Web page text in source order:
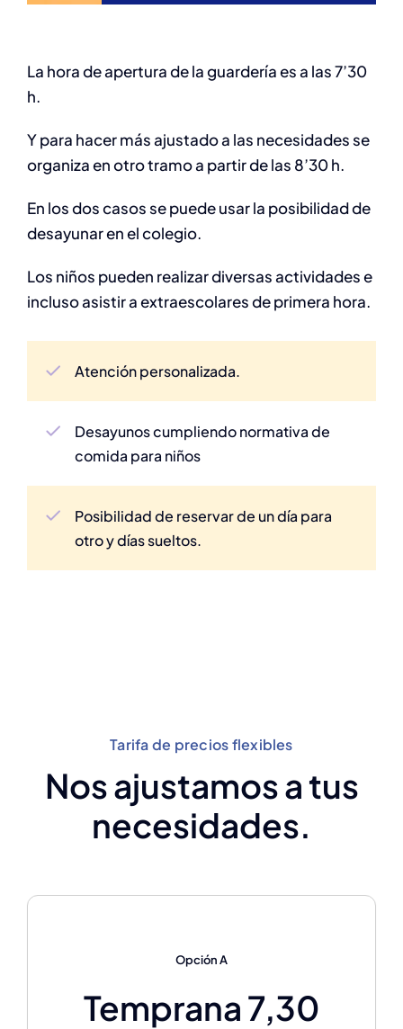
La hora de apertura de la guardería es a las 7’30
h.
Y para hacer más ajustado a las necesidades se
organiza en otro tramo a partir de las 8’30 h.
En los dos casos se puede usar la posibilidad de
desayunar en el colegio.
Los niños pueden realizar diversas actividades e
incluso asistir a extraescolares de primera hora.
Atención personalizada.
Desayunos cumpliendo normativa de
comida para niños
Posibilidad de reservar de un día para
otro y días sueltos.
Tarifa de precios flexibles
Nos ajustamos a tus
necesidades.
Opción A
Temprana 7,30